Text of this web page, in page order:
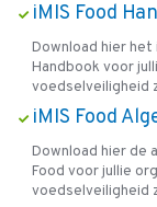
iMIS Food
Download hier het
Handbook voor
voedselveiligheid
iMIS Food
Download hier de
Food voor jullie
voedselveiligheid